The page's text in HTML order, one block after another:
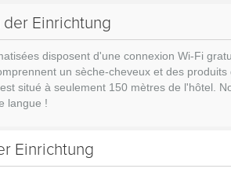
der Einrichtung
disposent d'une connexion Wi-Fi
un sèche-cheveux et des produits
situé à seulement 150 mètres de l'hôtel.
langue !
Einrichtung